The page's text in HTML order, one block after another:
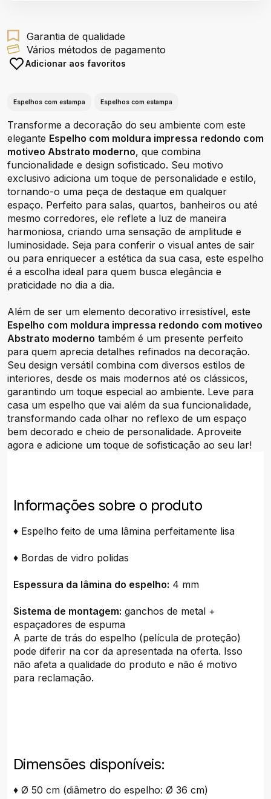
Garantia de qualidade
Vários métodos de pagamento
Adicionar aos favoritos
Espelhos com estampa Espelhos com estampa
Transforme a decoração do seu ambiente com este
elegante Espelho com moldura impressa redondo com
motiveo Abstrato moderno, que combina
funcionalidade e design sofisticado. Seu motivo
exclusivo adiciona um toque de personalidade e estilo,
tornando-o uma peça de destaque em qualquer
espaço. Perfeito para salas, quartos, banheiros ou até
mesmo corredores, ele reflete a luz de maneira
harmoniosa, criando uma sensação de amplitude e
luminosidade. Seja para conferir o visual antes de sair
ou para enriquecer a estética da sua casa, este espelho
é a escolha ideal para quem busca elegância e
praticidade no dia a dia.
Além de ser um elemento decorativo irresistível, este
Espelho com moldura impressa redondo com motiveo
Abstrato moderno também é um presente perfeito
para quem aprecia detalhes refinados na decoração.
Seu design versátil combina com diversos estilos de
interiores, desde os mais modernos até os clássicos,
garantindo um toque especial ao ambiente. Leve para
casa um espelho que vai além da sua funcionalidade,
transformando cada olhar no reflexo de um espaço
bem decorado e cheio de personalidade. Aproveite
agora e adicione um toque de sofisticação ao seu lar!
Informações sobre o produto
♦ Espelho feito de uma lâmina perfeitamente lisa
♦ Bordas de vidro polidas
Espessura da lâmina do espelho: 4 mm
Sistema de montagem: ganchos de metal +
espaçadores de espuma
A parte de trás do espelho (película de proteção)
pode diferir na cor da apresentada na oferta. Isso
não afeta a qualidade do produto e não é motivo
para reclamação.
Dimensões disponíveis:
♦ Ø 50 cm (diâmetro do espelho: Ø 36 cm)